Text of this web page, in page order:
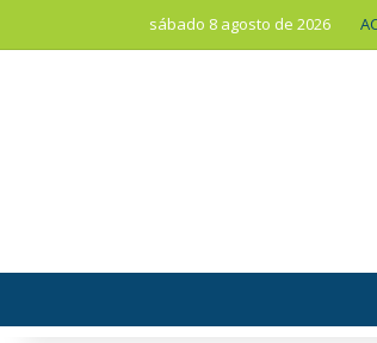
sábado 8 agosto de 2026